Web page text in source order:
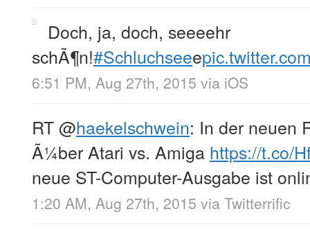
Doch, ja, doch, seeeehr
schÃ¶n!#Schluchseee
6:51 PM, Aug 27th, 2015 via iOS
RT@haekelschwein: In der neuen
Ã¼ber Atari vs. Amiga https://t.co/
neue ST-Computer-Ausgabe ist
1:20 AM, Aug 27th, 2015 via Twitterrific